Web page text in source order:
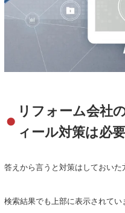
リフォーム会社
ィール対策は必
答えから言うと対策はしておいた
検索結果でも上部に表示されて